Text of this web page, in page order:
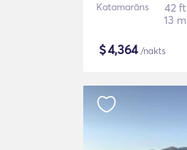
Katamarāns
42 ft
13 m
$4,364/nakts